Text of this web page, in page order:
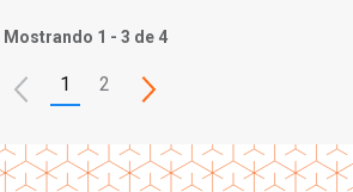
Mostrando 1 - 3 de 4
1 2